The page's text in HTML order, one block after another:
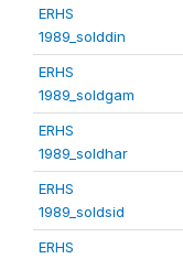
ERHS
1989_solddin
ERHS
1989_soldgam
ERHS
1989_soldhar
ERHS
1989_soldsid
ERHS